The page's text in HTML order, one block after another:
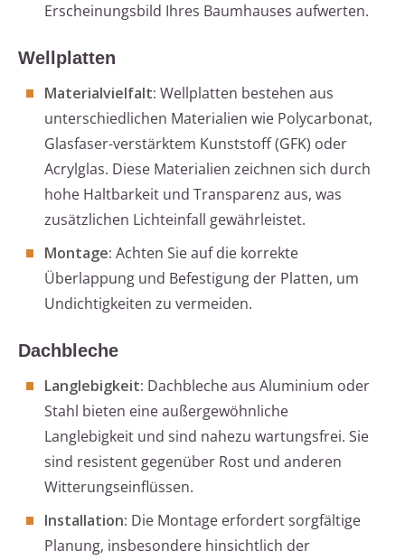
Erscheinungsbild Ihres Baumhauses aufwerten.
Wellplatten
Materialvielfalt: Wellplatten bestehen aus
unterschiedlichen Materialien wie Polycarbonat,
Glasfaser-verstärktem Kunststoff (GFK) oder
Acrylglas. Diese Materialien zeichnen sich durch
hohe Haltbarkeit und Transparenz aus, was
zusätzlichen Lichteinfall gewährleistet.
Montage: Achten Sie auf die korrekte
Überlappung und Befestigung der Platten, um
Undichtigkeiten zu vermeiden.
Dachbleche
Langlebigkeit: Dachbleche aus Aluminium oder
Stahl bieten eine außergewöhnliche
Langlebigkeit und sind nahezu wartungsfrei. Sie
sind resistent gegenüber Rost und anderen
Witterungseinflüssen.
Installation: Die Montage erfordert sorgfältige
Planung, insbesondere hinsichtlich der